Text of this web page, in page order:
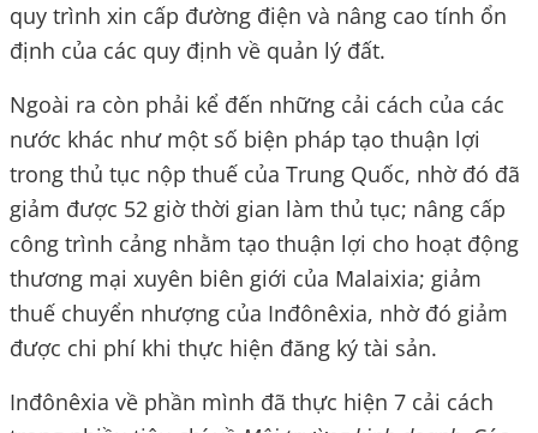
quy trình xin cấp đường điện và nâng cao tính ổn
định của các quy định về quản lý đất.
Ngoài ra còn phải kể đến những cải cách của các
nước khác như một số biện pháp tạo thuận lợi
trong thủ tục nộp thuế của Trung Quốc, nhờ đó đã
giảm được 52 giờ thời gian làm thủ tục; nâng cấp
công trình cảng nhằm tạo thuận lợi cho hoạt động
thương mại xuyên biên giới của Malaixia; giảm
thuế chuyển nhượng của Inđônêxia, nhờ đó giảm
được chi phí khi thực hiện đăng ký tài sản.
Inđônêxia về phần mình đã thực hiện 7 cải cách